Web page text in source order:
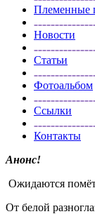
Племенные
Новости
Статьи
Фотоальбом
Ссылки
Контакты
Анонс!
Ожидаются
От белой